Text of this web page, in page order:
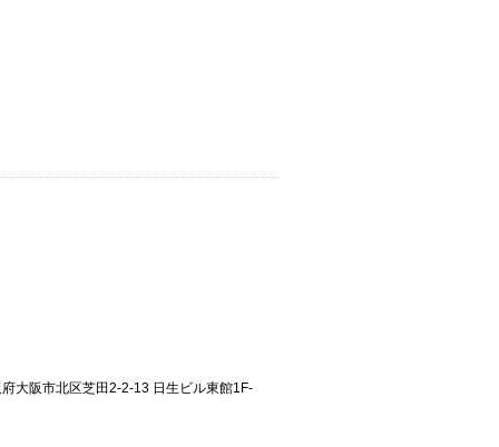
大阪市北区芝田2-2-13 日生ビル東館1F-